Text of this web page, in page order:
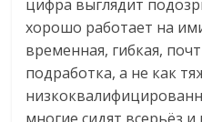
цифра выглядит
хорошо работает на
временная, гибкая,
подработка, а не как